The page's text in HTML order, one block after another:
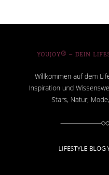
YOUJOY® – DEIN
Willkommen auf dem
Inspiration und
Stars, Natur,
LIFESTYLE-BLOG